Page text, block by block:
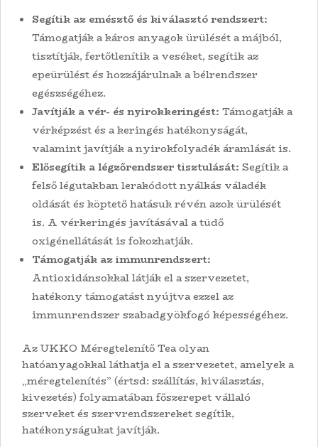
Segítik az emésztő és kiválasztó rendszert:
Támogatják a káros anyagok ürülését a májból,
tisztítják, fertőtlenítik a veséket, segítik az
epeürülést és hozzájárulnak a bélrendszer
egészségéhez.
Javítják a vér- és nyirokkeringést: Támogatják a
vérképzést és a keringés hatékonyságát,
valamint javítják a nyirokfolyadék áramlását is.
Elősegítik a légzőrendszer tisztulását: Segítik a
felső légutakban lerakódott nyálkás váladék
oldását és köptető hatásuk révén azok ürülését
is. A vérkeringés javításával a tüdő
oxigénellátását is fokozhatják.
Támogatják az immunrendszert:
Antioxidánsokkal látják el a szervezetet,
hatékony támogatást nyújtva ezzel az
immunrendszer szabadgyökfogó képességéhez.
Az UKKO Méregtelenítő Tea olyan
hatóanyagokkal láthatja el a szervezetet, amelyek a
„méregtelenítés” (értsd: szállítás, kiválasztás,
kivezetés) folyamatában főszerepet vállaló
szerveket és szervrendszereket segítik,
hatékonyságukat javítják.